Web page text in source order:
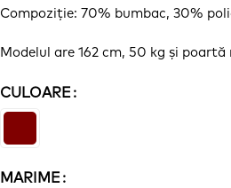
Compoziție: 70% bumbac, 30%
Modelul are 162 cm, 50 kg și poartă
CULOARE
MARIME
Alternative: